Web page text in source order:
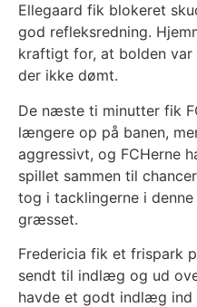
Ellegaard fik blokeret
god refleksredning.
kraftigt for, at bolden var
der ikke dømt.
De næste ti minutter fik
længere op på banen,
aggressivt, og FCHerne
spillet sammen til
tog i tacklingerne i
græsset.
Fredericia fik et frispark
sendt til indlæg og ud
havde et godt indlæg